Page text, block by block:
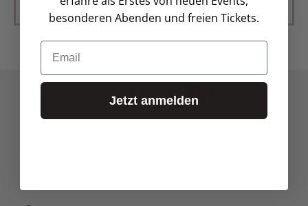
besonderen Abenden und freien Tickets.
Email
Jetzt anmelden